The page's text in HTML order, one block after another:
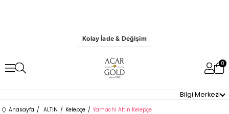
Kolay İade & Değişim
0
Bilgi Merkezi
Anasayfa ALTIN Kelepçe Yamachi Altın Kelepçe